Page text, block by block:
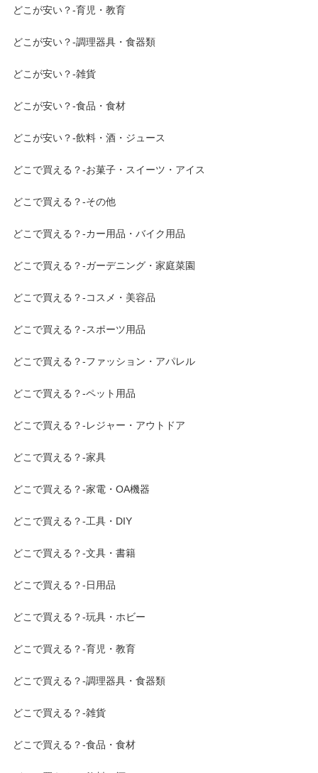
どこが安い？-育児・教育
どこが安い？-調理器具・食器類
どこが安い？-雑貨
どこが安い？-食品・食材
どこが安い？-飲料・酒・ジュース
どこで買える？-お菓子・スイーツ・アイス
どこで買える？-その他
どこで買える？-カー用品・バイク用品
どこで買える？-ガーデニング・家庭菜園
どこで買える？-コスメ・美容品
どこで買える？-スポーツ用品
どこで買える？-ファッション・アパレル
どこで買える？-ペット用品
どこで買える？-レジャー・アウトドア
どこで買える？-家具
どこで買える？-家電・OA機器
どこで買える？-工具・DIY
どこで買える？-文具・書籍
どこで買える？-日用品
どこで買える？-玩具・ホビー
どこで買える？-育児・教育
どこで買える？-調理器具・食器類
どこで買える？-雑貨
どこで買える？-食品・食材